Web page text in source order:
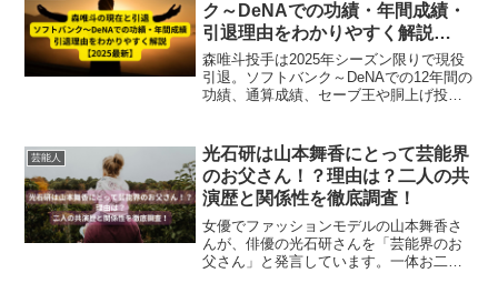
ク～DeNAでの功績・年間成績・
引退理由をわかりやすく解説
【2025最新】
森唯斗投手は2025年シーズン限りで現役
引退。ソフトバンク～DeNAでの12年間の
功績、通算成績、セーブ王や胴上げ投手
芸能人
光石研は山本舞香にとって芸能界
のお父さん！？理由は？二人の共
演歴と関係性を徹底調査！
女優でファッションモデルの山本舞香さ
んが、俳優の光石研さんを「芸能界のお
父さん」と発言しています。一体お二人